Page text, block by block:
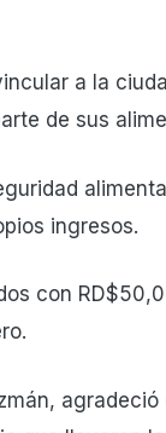
a la
de sus
ingresos.
con
agradeció